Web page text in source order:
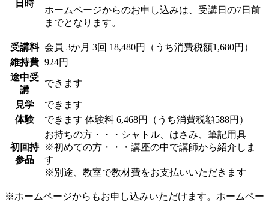
日時
ホームページからのお申し込みは、受講日の7日前
までとなります。
受講料 会員 3か月 3回 18,480円（うち消費税額1,680円）
維持費 924円
途中受
講
できます
見学
できます
体験
できます 体験料 6,468円（うち消費税額588円）
初回持
参品
お持ちの方・・・シャトル、はさみ、筆記用具
※初めての方・・・講座の中で講師から紹介しま
す
※別途、教室で教材費をお支払いいただきます
※ホームページからもお申し込みいただけます。ホームペー